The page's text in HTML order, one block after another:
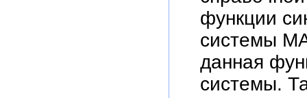
функции
системы
данная
системы.